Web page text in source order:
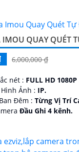
IMOU QUAY QUÉT
6,000,000 ₫
nét : FULL HD 1080P
⚒ Công Nghệ Hình Ảnh : IP.
🌔 Xem Được Ban Đêm : Từng Vị Trí
Đầu Ghi 4 kênh.